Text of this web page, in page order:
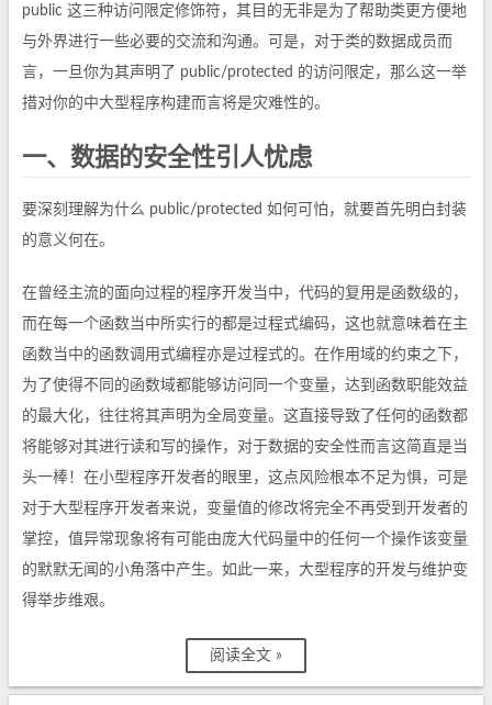
public 这三种访问限定修饰符，其目的无非是为了帮助类更方便地
与外界进行一些必要的交流和沟通。可是，对于类的数据成员而
言，一旦你为其声明了 public/protected 的访问限定，那么这一举
措对你的中大型程序构建而言将是灾难性的。
一、数据的安全性引人忧虑
要深刻理解为什么 public/protected 如何可怕，就要首先明白封装
的意义何在。
在曾经主流的面向过程的程序开发当中，代码的复用是函数级的，
而在每一个函数当中所实行的都是过程式编码，这也就意味着在主
函数当中的函数调用式编程亦是过程式的。在作用域的约束之下，
为了使得不同的函数域都能够访问同一个变量，达到函数职能效益
的最大化，往往将其声明为全局变量。这直接导致了任何的函数都
将能够对其进行读和写的操作，对于数据的安全性而言这简直是当
头一棒！在小型程序开发者的眼里，这点风险根本不足为惧，可是
对于大型程序开发者来说，变量值的修改将完全不再受到开发者的
掌控，值异常现象将有可能由庞大代码量中的任何一个操作该变量
的默默无闻的小角落中产生。如此一来，大型程序的开发与维护变
得举步维艰。
阅读全文 »